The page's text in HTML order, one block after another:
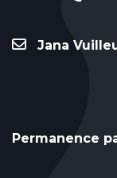
Jana
Permanence